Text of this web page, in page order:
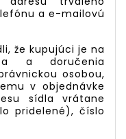
a e-mailovú
že kupujúci je na
a doručenia
osobou,
v objednávke
sídla vrátane
pridelené), číslo